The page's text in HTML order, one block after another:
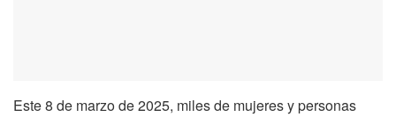
Este 8 de marzo de 2025, miles de mujeres y personas